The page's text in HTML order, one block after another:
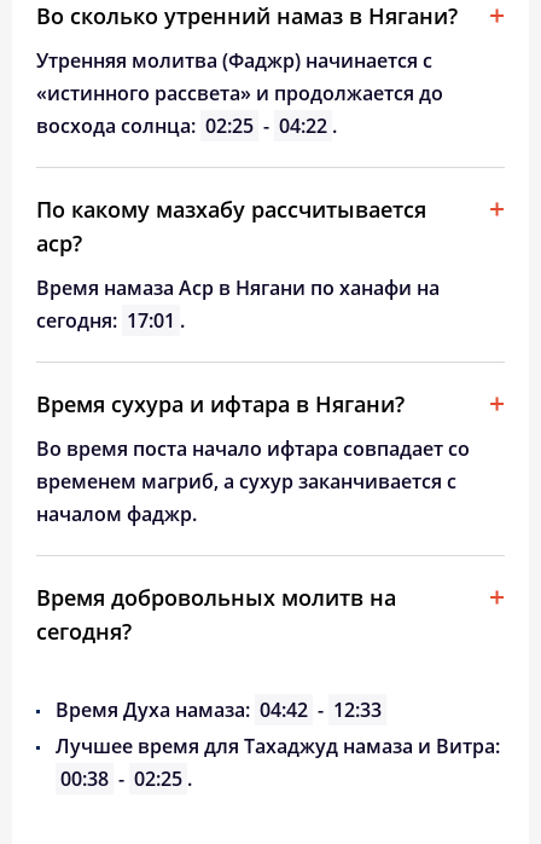
Во сколько утренний намаз в Нягани?
Утренняя молитва (Фаджр) начинается с
«истинного рассвета» и продолжается до
восхода солнца: 02:25 - 04:22 .
По какому мазхабу рассчитывается
аср?
Время намаза Аср в Нягани по ханафи на
сегодня: 17:01 .
Время сухура и ифтара в Нягани?
Во время поста начало ифтара совпадает со
временем магриб, а сухур заканчивается с
началом фаджр.
Время добровольных молитв на
сегодня?
Время Духа намаза: 04:42 - 12:33
Лучшее время для Тахаджуд намаза и Витра:
00:38 - 02:25 .